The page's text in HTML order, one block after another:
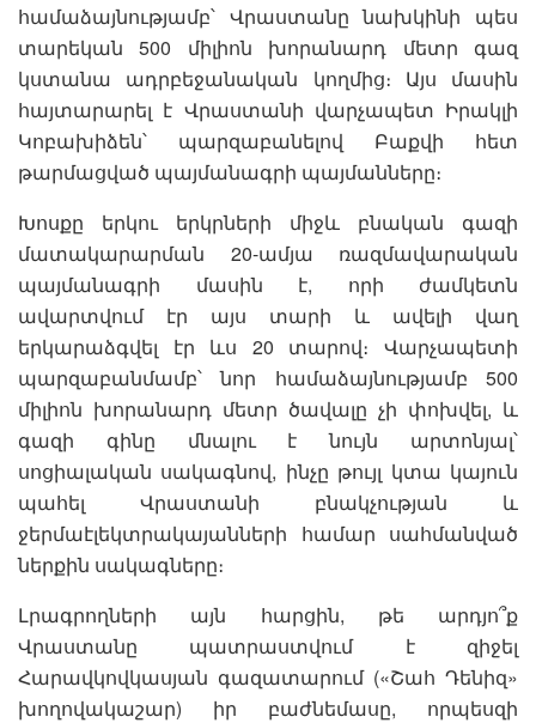
համաձայնությամբ՝ Վրաստանը նախկինի պես
տարեկան 500 միլիոն խորանարդ մետր գազ
կստանա ադրբեջանական կողմից։ Այս մասին
հայտարարել է Վրաստանի վարչապետ Իրակլի
Կոբախիձեն՝ պարզաբանելով Բաքվի հետ
թարմացված պայմանագրի պայմանները։
Խոսքը երկու երկրների միջև բնական գազի
մատակարարման 20-ամյա ռազմավարական
պայմանագրի մասին է, որի ժամկետն
ավարտվում էր այս տարի և ավելի վաղ
երկարաձգվել էր ևս 20 տարով։ Վարչապետի
պարզաբանմամբ՝ նոր համաձայնությամբ 500
միլիոն խորանարդ մետր ծավալը չի փոխվել, և
գազի գինը մնալու է նույն արտոնյալ՝
սոցիալական սակագնով, ինչը թույլ կտա կայուն
պահել Վրաստանի բնակչության և
ջերմաէլեկտրակայանների համար սահմանված
ներքին սակագները։
Լրագրողների այն հարցին, թե արդյո՞ք
Վրաստանը պատրաստվում է զիջել
Հարավկովկասյան գազատարում («Շահ Դենիզ»
խողովակաշար) իր բաժնեմասը, որպեսզի